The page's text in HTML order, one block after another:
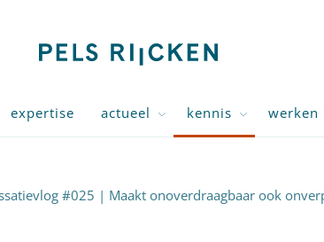
expertise actueel kennis werken
#025 | Maakt onoverdraagbaar ook